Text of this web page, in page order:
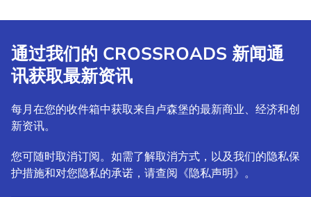
通过我们的 CROSSROADS 新闻通
讯获取最新资讯
每月在您的收件箱中获取来自卢森堡的最新商业、经济和创
新资讯。
您可随时取消订阅。如需了解取消方式，以及我们的隐私保
护措施和对您隐私的承诺，请查阅《隐私声明》。